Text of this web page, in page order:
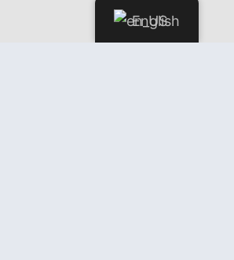
English